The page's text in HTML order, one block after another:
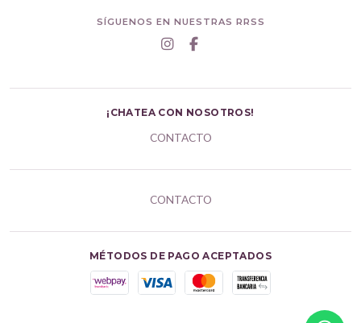
SÍGUENOS EN NUESTRAS RRSS
¡CHATEA CON NOSOTROS!
CONTACTO
CONTACTO
MÉTODOS DE PAGO ACEPTADOS